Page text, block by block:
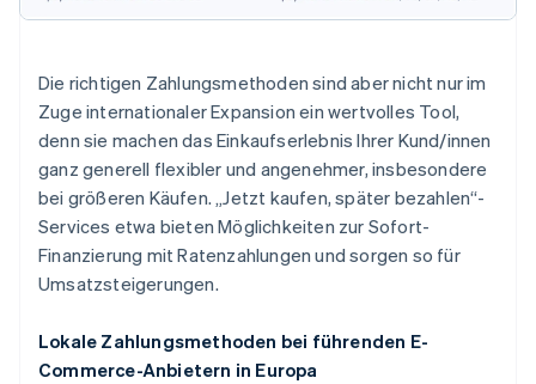
Die richtigen Zahlungsmethoden sind aber nicht nur im
Zuge internationaler Expansion ein wertvolles Tool,
denn sie machen das Einkaufserlebnis Ihrer Kund/innen
ganz generell flexibler und angenehmer, insbesondere
bei größeren Käufen. „Jetzt kaufen, später bezahlen“-
Services etwa bieten Möglichkeiten zur Sofort-
Finanzierung mit Ratenzahlungen und sorgen so für
Umsatzsteigerungen.
Lokale Zahlungsmethoden bei führenden E-
Commerce-Anbietern in Europa